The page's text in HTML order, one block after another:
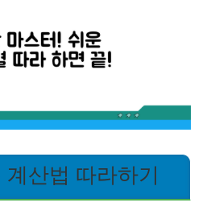
산법 따라하기